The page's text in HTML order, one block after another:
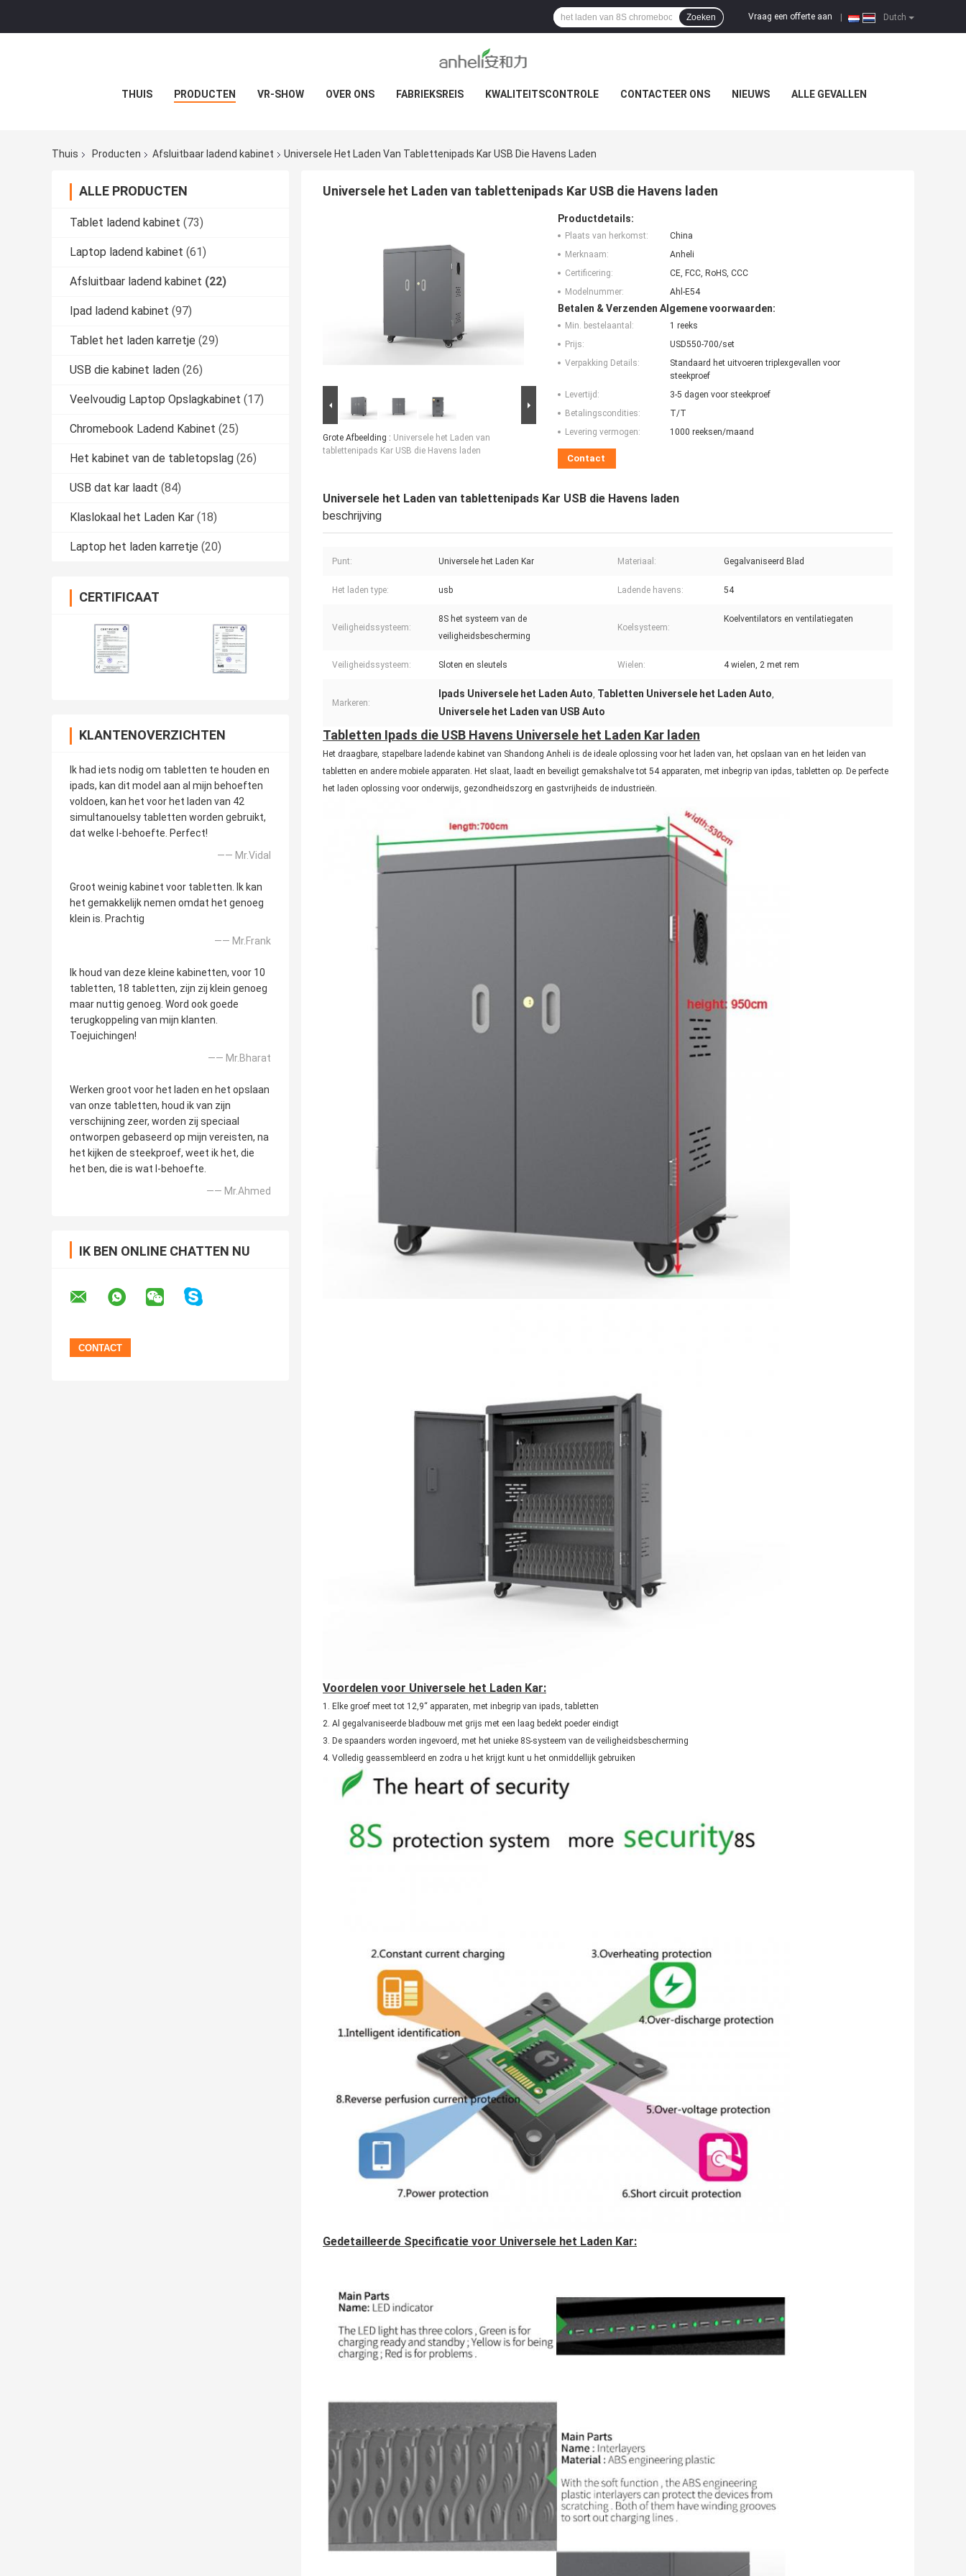
Dutch
Vraag een offerte aan
Zoeken
THUIS PRODUCTEN VR-SHOW OVER ONS FABRIEKSREIS KWALITEITSCONTROLE CONTACTEER ONS NIEUWS ALLE GEVALLEN
Thuis Producten Afsluitbaar ladend kabinet Universele Het Laden Van Tablettenipads Kar USB Die Havens Laden
ALLE PRODUCTEN
Tablet ladend kabinet (73)
Laptop ladend kabinet (61)
Afsluitbaar ladend kabinet (22)
Ipad ladend kabinet (97)
Tablet het laden karretje (29)
USB die kabinet laden (26)
Veelvoudig Laptop Opslagkabinet (17)
Chromebook Ladend Kabinet (25)
Het kabinet van de tabletopslag (26)
USB dat kar laadt (84)
Klaslokaal het Laden Kar (18)
Laptop het laden karretje (20)
CERTIFICAAT
KLANTENOVERZICHTEN
Ik had iets nodig om tabletten te houden en
ipads, kan dit model aan al mijn behoeften
voldoen, kan het voor het laden van 42
simultanouelsy tabletten worden gebruikt,
dat welke I-behoefte. Perfect!
—— Mr.Vidal
Groot weinig kabinet voor tabletten. Ik kan
het gemakkelijk nemen omdat het genoeg
klein is. Prachtig
—— Mr.Frank
Ik houd van deze kleine kabinetten, voor 10
tabletten, 18 tabletten, zijn zij klein genoeg
maar nuttig genoeg. Word ook goede
terugkoppeling van mijn klanten.
Toejuichingen!
—— Mr.Bharat
Werken groot voor het laden en het opslaan
van onze tabletten, houd ik van zijn
verschijning zeer, worden zij speciaal
ontworpen gebaseerd op mijn vereisten, na
het kijken de steekproef, weet ik het, die
het ben, die is wat I-behoefte.
—— Mr.Ahmed
IK BEN ONLINE CHATTEN NU
Universele het Laden van tablettenipads Kar USB die Havens laden
Grote Afbeelding : Universele het Laden van
tablettenipads Kar USB die Havens laden
Productdetails:
Plaats van herkomst:
China
Merknaam:
Anheli
Certificering:
CE, FCC, RoHS, CCC
Modelnummer:
Ahl-E54
Betalen & Verzenden Algemene voorwaarden:
Min. bestelaantal:
1 reeks
Prijs:
USD550-700/set
Verpakking Details:
Standaard het uitvoeren triplexgevallen voor
steekproef
Levertijd:
3-5 dagen voor steekproef
Betalingscondities:
T/T
Levering vermogen:
1000 reeksen/maand
Contact
Universele het Laden van tablettenipads Kar USB die Havens laden
beschrijving
Punt: Universele het Laden Kar Materiaal: Gegalvaniseerd Blad
Het laden type: usb Ladende havens: 54
Veiligheidssysteem:
8S het systeem van de
veiligheidsbescherming
Koelsysteem:
Koelventilators en ventilatiegaten
Veiligheidssysteem: Sloten en sleutels Wielen: 4 wielen, 2 met rem
Markeren:
Ipads Universele het Laden Auto, Tabletten Universele het Laden Auto,
Universele het Laden van USB Auto
Tabletten Ipads die USB Havens Universele het Laden Kar laden
Het draagbare, stapelbare ladende kabinet van Shandong Anheli is de ideale oplossing voor het laden van, het opslaan van en het leiden van
tabletten en andere mobiele apparaten. Het slaat, laadt en beveiligt gemakshalve tot 54 apparaten, met inbegrip van ipdas, tabletten op. De perfecte
het laden oplossing voor onderwijs, gezondheidszorg en gastvrijheids de industrieën.
Voordelen voor Universele het Laden Kar:
1. Elke groef meet tot 12,9“ apparaten, met inbegrip van ipads, tabletten
2. Al gegalvaniseerde bladbouw met grijs met een laag bedekt poeder eindigt
3. De spaanders worden ingevoerd, met het unieke 8S-systeem van de veiligheidsbescherming
4. Volledig geassembleerd en zodra u het krijgt kunt u het onmiddellijk gebruiken
Gedetailleerde Specificatie voor Universele het Laden Kar: